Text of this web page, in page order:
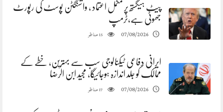
پیٹ ہیگستھ پر مکمل اعتماد ، واشنگٹن پوسٹ کی رپورٹ
جھوٹی ہے،ٹرمپ
07/08/2026
15مناظر
ایرانی دفاعی ٹیکنالوجی سب سے بہترین، خطے کے
ممالک کو جلد اندازہ ہوجائیگا، مجید ابن الرضا
07/08/2026
17مناظر